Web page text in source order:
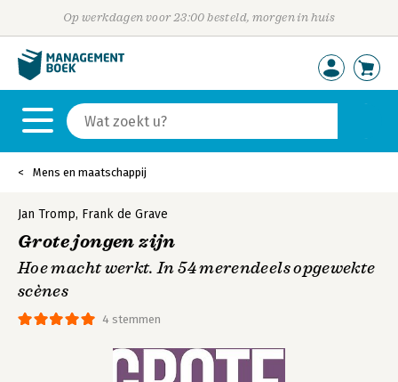
Op werkdagen voor 23:00 besteld, morgen in huis
Mens en maatschappij
4 stemmen
Jan Tromp, Frank de Grave
Grote jongen zijn
Hoe macht werkt. In 54 merendeels opgewekte
scènes